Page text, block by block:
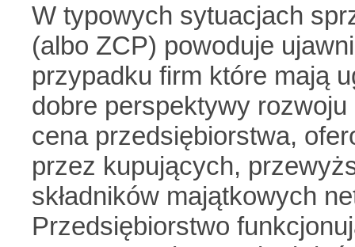
W typowych sytuacjach
(albo ZCP) powoduje
przypadku firm które mają
dobre perspektywy
cena przedsiębiorstwa,
przez kupujących,
składników majątkowych
Przedsiębiorstwo